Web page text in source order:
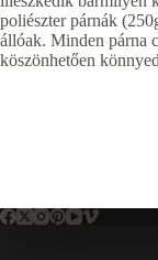
poliészter párnák
állóak. Minden párna
köszönhetően